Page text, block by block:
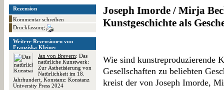
Rezension
Kommentar schreiben
Druckfassung
Weitere Rezensionen von
Franziska Kleine:
Jan von Brevern: Das
natürliche Kunstwerk:
Zur Ästhetisierung von
Natürlichkeit im 18.
Jahrhundert, Konstanz: Konstanz
University Press 2024
Joseph Imorde / Mirja
Kunstgeschichte als
Wie sind kunstreproduzierende
Gesellschaften zu beliebten
kreist der von Joseph Imorde,